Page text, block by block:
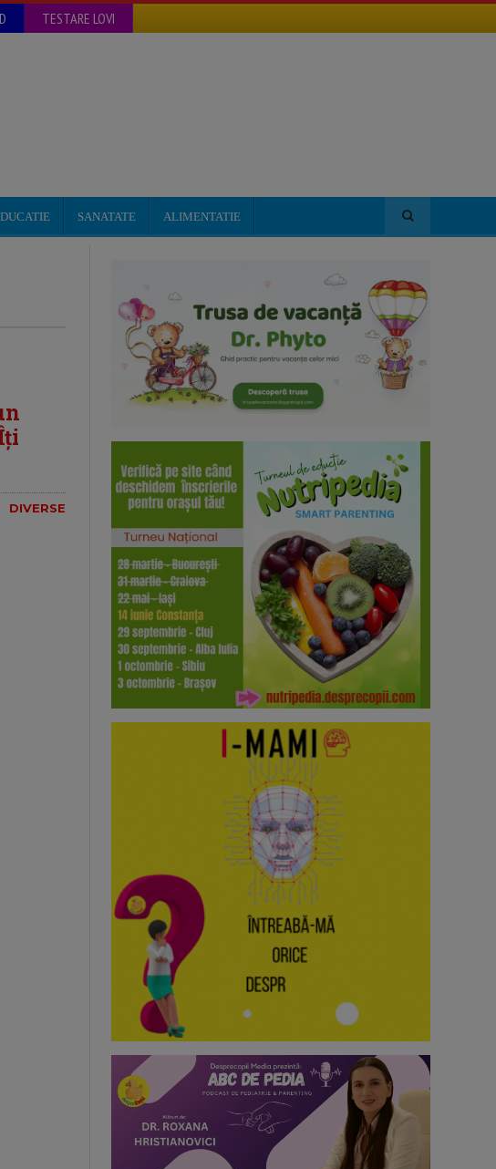
TESTARE LOVI
SANATATE ALIMENTATIE
DIVERSE